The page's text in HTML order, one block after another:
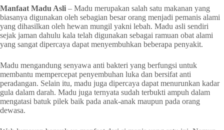
Manfaat Madu Asli – Madu merupakan salah satu makanan yang
biasanya digunakan oleh sebagian besar orang menjadi pemanis alami
yang dihasilkan oleh hewan mungil yakni lebah. Madu asli sendiri
sejak jaman dahulu kala telah digunakan sebagai ramuan obat alami
yang sangat dipercaya dapat menyembuhkan beberapa penyakit.
Madu mengandung senyawa anti bakteri yang berfungsi untuk
membantu mempercepat penyembuhan luka dan bersifat anti
peradangan. Selain itu, madu juga dipercaya dapat menurunkan kadar
gula dalam darah. Madu juga ternyata sudah terbukti ampuh dalam
mengatasi batuk pilek baik pada anak-anak maupun pada orang
dewasa.